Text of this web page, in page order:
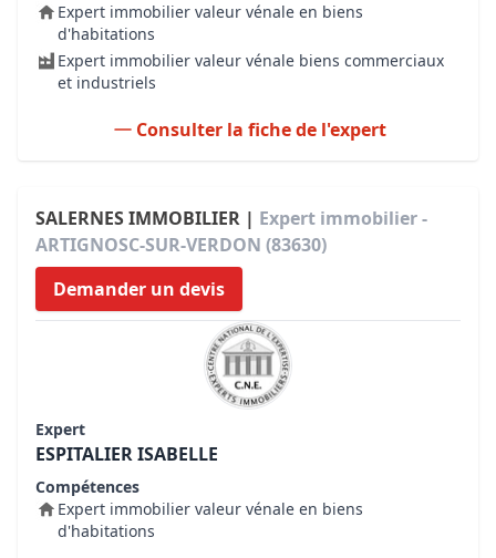
Expert immobilier valeur vénale en biens
d'habitations
Expert immobilier valeur vénale biens commerciaux
et industriels
Consulter la fiche de l'expert
SALERNES IMMOBILIER | Expert immobilier -
ARTIGNOSC-SUR-VERDON (83630)
Demander un devis
Expert
ESPITALIER ISABELLE
Compétences
Expert immobilier valeur vénale en biens
d'habitations